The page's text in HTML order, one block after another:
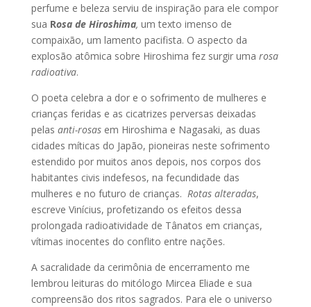
perfume e beleza serviu de inspiração para ele compor
sua Rosa de Hiroshima, um texto imenso de
compaixão, um lamento pacifista. O aspecto da
explosão atômica sobre Hiroshima fez surgir uma rosa
radioativa.
O poeta celebra a dor e o sofrimento de mulheres e
crianças feridas e as cicatrizes perversas deixadas
pelas anti-rosasem Hiroshima e Nagasaki, as duas
cidades míticas do Japão, pioneiras neste sofrimento
estendido por muitos anos depois, nos corpos dos
habitantes civis indefesos, na fecundidade das
mulheres e no futuro de crianças. Rotas alteradas,
escreve Vinícius, profetizando os efeitos dessa
prolongada radioatividade de Tânatos em crianças,
vítimas inocentes do conflito entre nações.
A sacralidade da cerimônia de encerramento me
lembrou leituras do mitólogo Mircea Eliade e sua
compreensão dos ritos sagrados. Para ele o universo